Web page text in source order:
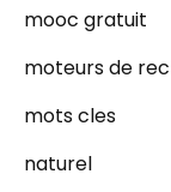
mooc gratuit
moteurs de
mots cles
naturel